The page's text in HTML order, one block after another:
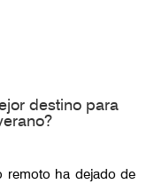
destino para
ha dejado de